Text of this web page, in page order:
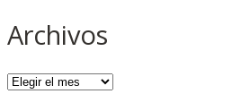
Archivos
Archivos